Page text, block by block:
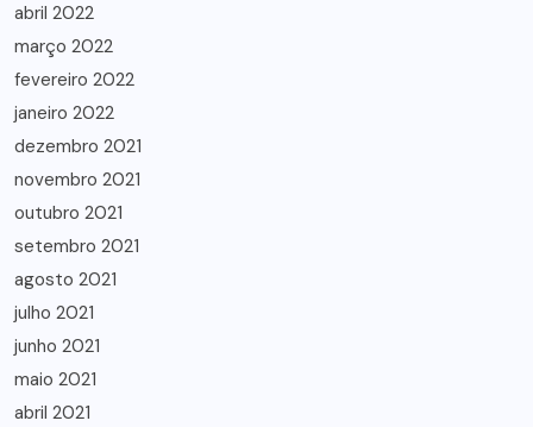
abril 2022
março 2022
fevereiro 2022
janeiro 2022
dezembro 2021
novembro 2021
outubro 2021
setembro 2021
agosto 2021
julho 2021
junho 2021
maio 2021
abril 2021